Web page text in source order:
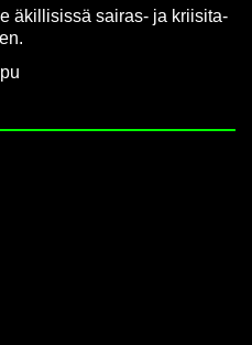
äkil­li­sis­sä sairas-​ ja krii­si­ta­